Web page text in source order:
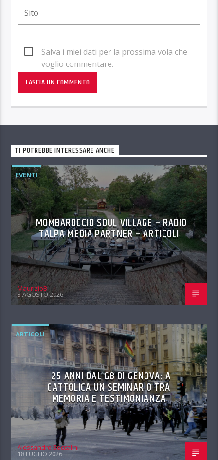
Salva i miei dati per la prossima vola che
voglio commentare.
TI POTREBBE INTERESSARE ANCHE
EVENTI
MOMBAROCCIO SOUL VILLAGE – RADIO
TALPA MEDIA PARTNER – ARTICOLI
MaurizioB
3 AGOSTO 2026
ARTICOLI
25 ANNI DAL G8 DI GENOVA: A
CATTOLICA UN SEMINARIO TRA
MEMORIA E TESTIMONIANZA
Alessandro Boccalini
18 LUGLIO 2026